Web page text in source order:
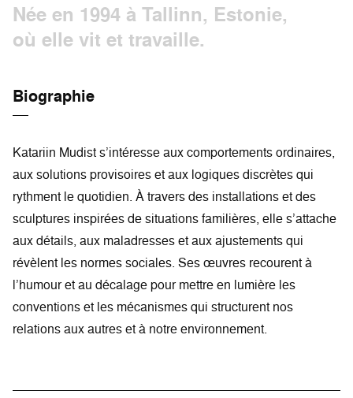
Née en 1994 à Tallinn, Estonie,
où elle vit et travaille.
Biographie
Katariin Mudist s’intéresse aux comportements ordinaires,
aux solutions provisoires et aux logiques discrètes qui
rythment le quotidien. À travers des installations et des
sculptures inspirées de situations familières, elle s’attache
aux détails, aux maladresses et aux ajustements qui
révèlent les normes sociales. Ses œuvres recourent à
l’humour et au décalage pour mettre en lumière les
conventions et les mécanismes qui structurent nos
relations aux autres et à notre environnement.